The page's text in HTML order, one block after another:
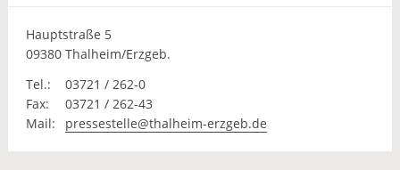
Hauptstraße 5
09380 Thalheim/Erzgeb.
Tel.:
03721 / 262-0
Fax:
03721 / 262-43
Mail:
pressestelle@thalheim-erzgeb.de